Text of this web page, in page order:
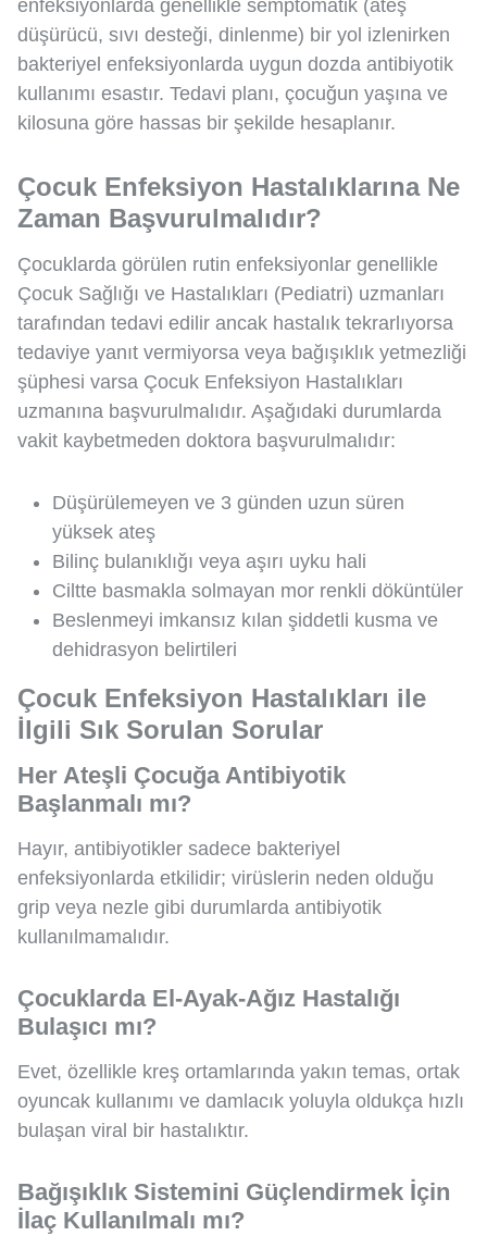
enfeksiyonlarda genellikle semptomatik (ateş
düşürücü, sıvı desteği, dinlenme) bir yol izlenirken
bakteriyel enfeksiyonlarda uygun dozda antibiyotik
kullanımı esastır. Tedavi planı, çocuğun yaşına ve
kilosuna göre hassas bir şekilde hesaplanır.
Çocuk Enfeksiyon Hastalıklarına Ne
Zaman Başvurulmalıdır?
Çocuklarda görülen rutin enfeksiyonlar genellikle
Çocuk Sağlığı ve Hastalıkları (Pediatri) uzmanları
tarafından tedavi edilir ancak hastalık tekrarlıyorsa
tedaviye yanıt vermiyorsa veya bağışıklık yetmezliği
şüphesi varsa Çocuk Enfeksiyon Hastalıkları
uzmanına başvurulmalıdır. Aşağıdaki durumlarda
vakit kaybetmeden doktora başvurulmalıdır:
Düşürülemeyen ve 3 günden uzun süren
yüksek ateş
Bilinç bulanıklığı veya aşırı uyku hali
Ciltte basmakla solmayan mor renkli döküntüler
Beslenmeyi imkansız kılan şiddetli kusma ve
dehidrasyon belirtileri
Çocuk Enfeksiyon Hastalıkları ile
İlgili Sık Sorulan Sorular
Her Ateşli Çocuğa Antibiyotik
Başlanmalı mı?
Hayır, antibiyotikler sadece bakteriyel
enfeksiyonlarda etkilidir; virüslerin neden olduğu
grip veya nezle gibi durumlarda antibiyotik
kullanılmamalıdır.
Çocuklarda El-Ayak-Ağız Hastalığı
Bulaşıcı mı?
Evet, özellikle kreş ortamlarında yakın temas, ortak
oyuncak kullanımı ve damlacık yoluyla oldukça hızlı
bulaşan viral bir hastalıktır.
Bağışıklık Sistemini Güçlendirmek İçin
İlaç Kullanılmalı mı?